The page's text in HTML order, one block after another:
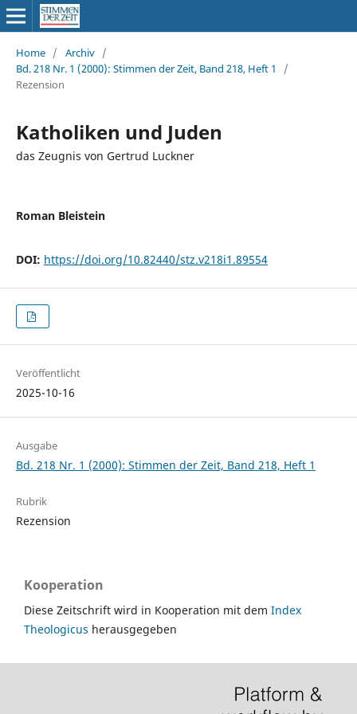
Home / Archiv /
Bd. 218 Nr. 1 (2000): Stimmen der Zeit, Band 218, Heft 1
/
Rezension
Katholiken und Juden
das Zeugnis von Gertrud Luckner
Roman Bleistein
DOI: https://doi.org/10.82440/stz.v218i1.89554
Veröffentlicht
2025-10-16
Ausgabe
Bd. 218 Nr. 1 (2000): Stimmen der Zeit, Band 218, Heft 1
Rubrik
Rezension
Kooperation
Diese Zeitschrift wird in Kooperation mit dem Index
Theologicus herausgegeben